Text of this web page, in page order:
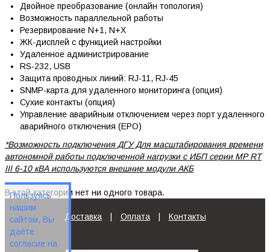
Двойное преобразование (онлайн топология)
Возможность параллельной работы
Резервирование N+1, N+X
ЖК-дисплей с функцией настройки
Удаленное администрирование
RS-232, USB
Защита проводных линий: RJ-11, RJ-45
SNMP-карта для удаленного мониторинга (опция)
Сухие контакты (опция)
Управление аварийным отключением через порт удаленного
аварийного отключения (EPO)
*Возможность подключения ДГУ Для масштабирования времени
автономной работы подключенной нагрузки с ИБП серии MP RT
III 6-10 кВА используются внешние модули АКБ
В этой категории нет ни одного товара.
Доставка Оплата Контакты
Пользуясь
нашим
сайтом, Вы
даёте
согласие на